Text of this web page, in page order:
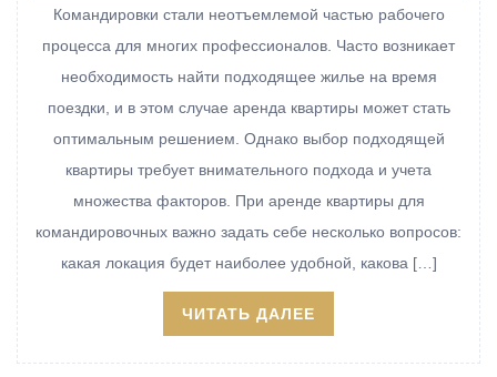
Командировки стали неотъемлемой частью рабочего
процесса для многих профессионалов. Часто возникает
необходимость найти подходящее жилье на время
поездки, и в этом случае аренда квартиры может стать
оптимальным решением. Однако выбор подходящей
квартиры требует внимательного подхода и учета
множества факторов. При аренде квартиры для
командировочных важно задать себе несколько вопросов:
какая локация будет наиболее удобной, какова […]
ЧИТАТЬ ДАЛЕЕ